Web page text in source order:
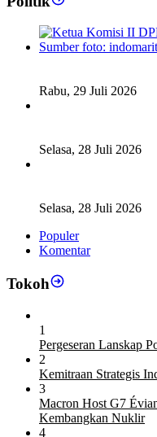
Rabu, 29 Juli 2026
Selasa, 28 Juli 2026
Selasa, 28 Juli 2026
Populer
Komentar
Tokoh
1
Pergeseran Lanskap
2
Kemitraan Strategis
3
Macron Host G7
Kembangkan Nuklir
4